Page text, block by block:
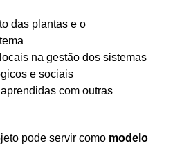
das plantas e o
na gestão dos sistemas
e sociais
com outras
pode servir como modelo